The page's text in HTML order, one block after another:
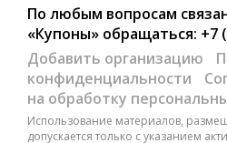
По любым вопросам
«Купоны» обращаться: +7
Добавить организацию
конфиденциальности
на обработку
Использование материалов,
допускается только с указанием